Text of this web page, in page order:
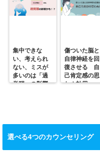
集中できな
い、考えられ
ない、ミスが
多いのは「過
覚醒」の影響
傷ついた脳と
自律神経を回
復させる 自
己肯定感の思
わぬ効用
選べる4つのカウンセリング